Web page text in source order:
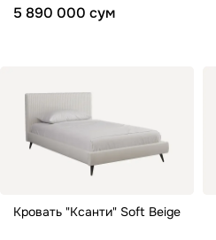
5 890 000 сум
Кровать "Ксанти" Soft Beige